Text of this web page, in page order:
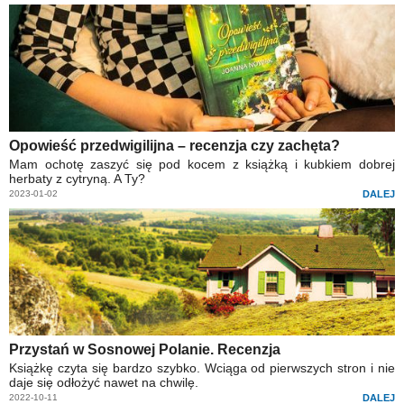
Opowieść przedwigilijna – recenzja czy zachęta?
Mam ochotę zaszyć się pod kocem z książką i kubkiem dobrej
herbaty z cytryną. A Ty?
2023-01-02 DALEJ
Przystań w Sosnowej Polanie. Recenzja
Książkę czyta się bardzo szybko. Wciąga od pierwszych stron i nie
daje się odłożyć nawet na chwilę.
2022-10-11 DALEJ